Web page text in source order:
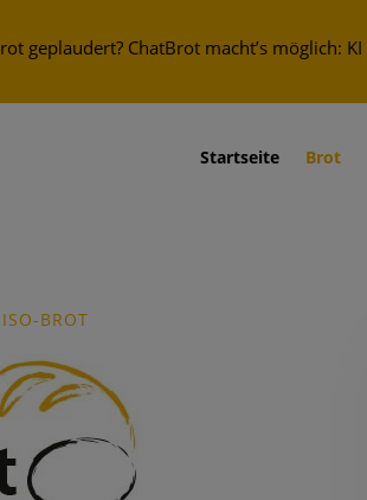
geplaudert? ChatBrot macht’s möglich:
Startseite Brot
BROT